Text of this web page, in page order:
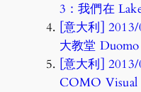
3：我們在
[意大利]
大教堂
[意大利]
COMO Visual